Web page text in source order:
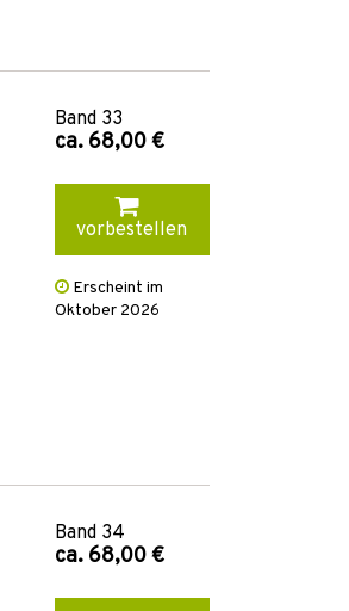
Band 33
ca. 68,00 €
vorbestellen
Erscheint im
Oktober 2026
Band 34
ca. 68,00 €